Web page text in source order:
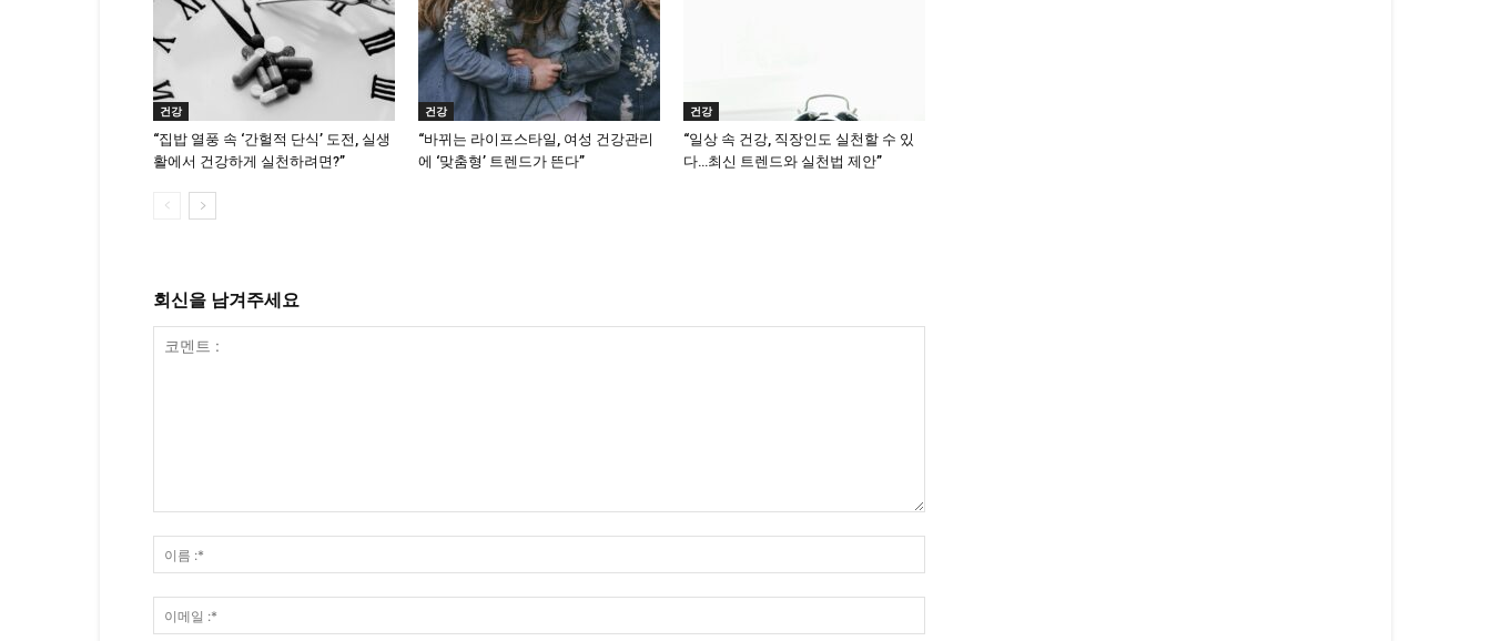
건강
“집밥 열풍 속 ‘간헐적 단식’ 도전, 실생
활에서 건강하게 실천하려면?”
건강
“바뀌는 라이프스타일, 여성 건강관리
에 ‘맞춤형’ 트렌드가 뜬다”
건강
“일상 속 건강, 직장인도 실천할 수 있
다…최신 트렌드와 실천법 제안”
회신을 남겨주세요